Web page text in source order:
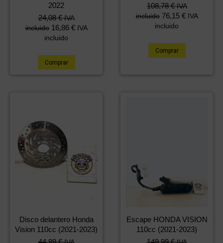
2022
24,08€ IVA
incluido 16,86 € IVA
incluido
Comprar
108,78€ IVA
incluido 76,15 € IVA
incluido
Comprar
Disco delantero Honda
Vision 110cc (2021-2023)
Escape HONDA VISION
110cc (2021-2023)